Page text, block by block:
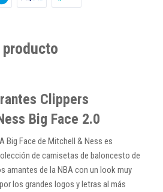
Clippers
Big Face 2.0
Big Face de Mitchell & Ness es
de camisetas de baloncesto de
amantes de la NBA con un look muy
los grandes logos y letras al más